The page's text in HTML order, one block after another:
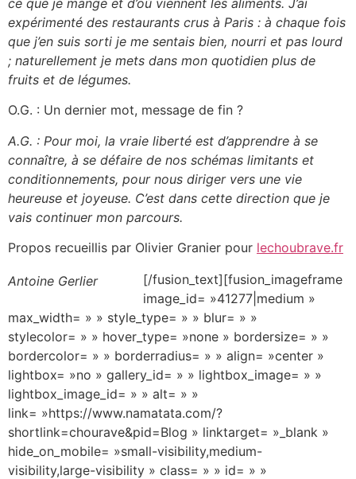
expérimenté des restaurants crus à Paris : à chaque fois
que j’en suis sorti je me sentais bien, nourri et pas lourd
; naturellement je mets dans mon quotidien plus de
fruits et de légumes.
O.G. : Un dernier mot, message de fin ?
A.G. : Pour moi, la vraie liberté est d’apprendre à se
connaître, à se défaire de nos schémas limitants et
conditionnements, pour nous diriger vers une vie
heureuse et joyeuse. C’est dans cette direction que je
vais continuer mon parcours.
Propos recueillis par Olivier Granier pour lechoubrave.fr
Antoine Gerlier
[/fusion_text][fusion_imageframe
image_id= »41277|medium »
max_width= » » style_type= » » blur= » »
stylecolor= » » hover_type= »none » bordersize= » »
bordercolor= » » borderradius= » » align= »center »
lightbox= »no » gallery_id= » » lightbox_image= » »
lightbox_image_id= » » alt= » »
link= »https://www.namatata.com/?
shortlink=chourave&pid=Blog » linktarget= »_blank »
hide_on_mobile= »small-visibility,medium-
visibility,large-visibility » class= » » id= » »